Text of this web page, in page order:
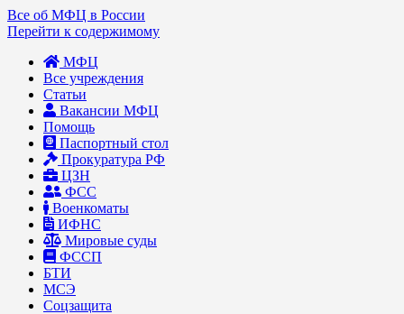
Все об МФЦ в России
Перейти к содержимому
МФЦ
Все учреждения
Статьи
Вакансии МФЦ
Помощь
Паспортный стол
Прокуратура РФ
ЦЗН
ФСС
Военкоматы
ИФНС
Мировые суды
ФССП
БТИ
МСЭ
Соцзащита